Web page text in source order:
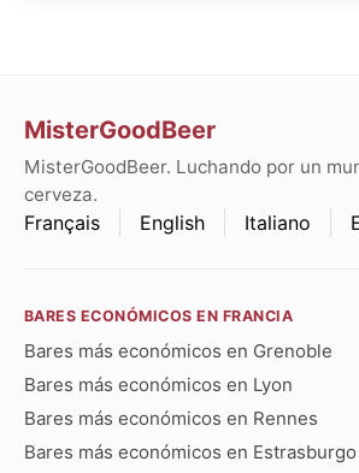
MisterGoodBeer
MisterGoodBeer. Luchando por un
cerveza.
Français English Italiano
BARES ECONÓMICOS EN FRANCIA
Bares más económicos en Grenoble
Bares más económicos en Lyon
Bares más económicos en Rennes
Bares más económicos en Estrasburgo